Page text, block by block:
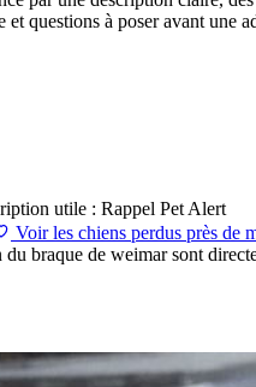
questions à poser avant une
utile : Rappel Pet Alert
Voir les chiens perdus près de
braque de weimar sont